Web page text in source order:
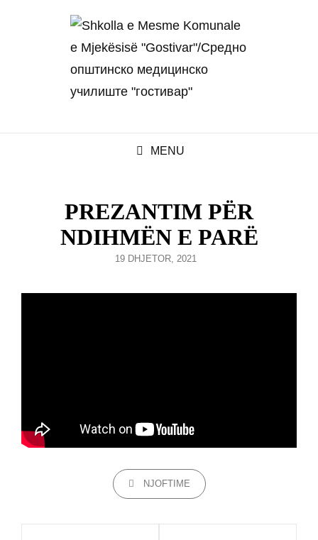
MENU
PREZANTIM PËR
NDIHMËN E PARË
POSTED
19 DHJETOR, 2021
CATEGORIES
NJOFTIME